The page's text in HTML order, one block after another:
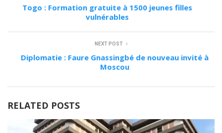
Togo : Formation gratuite à 1500 jeunes filles
vulnérables
NEXT POST
Diplomatie : Faure Gnassingbé de nouveau invité à
Moscou
RELATED POSTS